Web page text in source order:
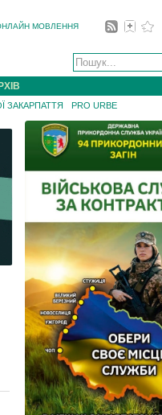
МОВЛЕННЯ
ЗАКАРПАТТЯ PRO URBE